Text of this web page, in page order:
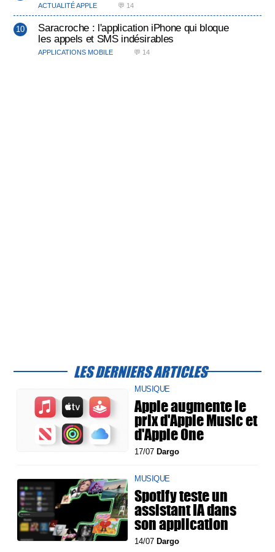
ACTUALITÉ APPLE 💬 14
Saracroche : l'application iPhone qui bloque
les appels et SMS indésirables
APPLICATIONS MOBILE 💬 14
LES DERNIERS ARTICLES
MUSIQUE
Apple augmente le
prix d'Apple Music et
d'Apple One
17/07 Dargo
MUSIQUE
Spotify teste un
assistant IA dans
son application
14/07 Dargo